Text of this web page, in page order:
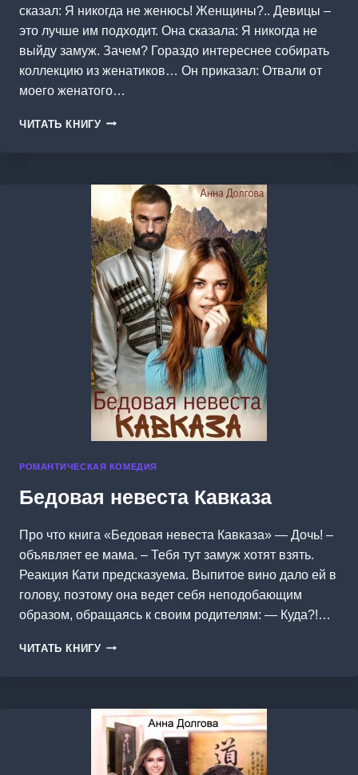
сказал: Я никогда не женюсь! Женщины?.. Девицы –
это лучше им подходит. Она сказала: Я никогда не
выйду замуж. Зачем? Гораздо интереснее собирать
коллекцию из женатиков… Он приказал: Отвали от
моего женатого…
ЧИТАТЬ КНИГУ ЕГО
РОМАНТИЧЕСКАЯ КОМЕДИЯ
Бедовая невеста Кавказа
Про что книга «Бедовая невеста Кавказа» — Дочь! –
объявляет ее мама. – Тебя тут замуж хотят взять.
Реакция Кати предсказуема. Выпитое вино дало ей в
голову, поэтому она ведет себя неподобающим
образом, обращаясь к своим родителям: — Куда?!…
ЧИТАТЬ КНИГУ БЕДОВАЯ